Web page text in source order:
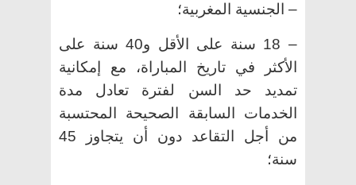
– الجنسية المغربية؛
– 18 سنة على الأقل و40 سنة على
الأكثر في تاريخ المباراة، مع إمكانية
تمديد حد السن لفترة تعادل مدة
الخدمات السابقة الصحيحة المحتسبة
من أجل التقاعد دون أن يتجاوز 45
سنة؛